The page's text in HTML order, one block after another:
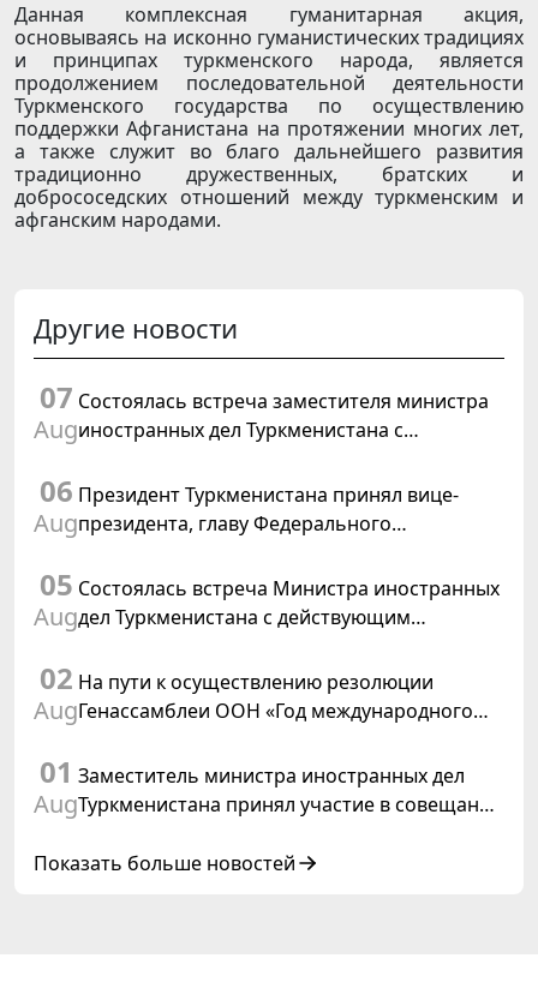
Данная комплексная гуманитарная акция,
основываясь на исконно гуманистических традициях
и принципах туркменского народа, является
продолжением последовательной деятельности
Туркменского государства по осуществлению
поддержки Афганистана на протяжении многих лет,
а также служит во благо дальнейшего развития
традиционно дружественных, братских и
добрососедских отношений между туркменским и
афганским народами.
Другие новости
07
Aug
Состоялась встреча заместителя министра
иностранных дел Туркменистана с
Туркменистане
06
Aug
Президент Туркменистана принял вице-
президента, главу Федерального
Швейцарской Конфедерации
05
Aug
Состоялась встреча Министра иностранных
дел Туркменистана с действующим
02
Aug
На пути к осуществлению резолюции
Генассамблеи ООН «Год международного
Туркменистаном
01
Aug
Заместитель министра иностранных дел
Туркменистана принял участие в совещании
сотрудничества «Центральная Азия –
Показать больше новостей